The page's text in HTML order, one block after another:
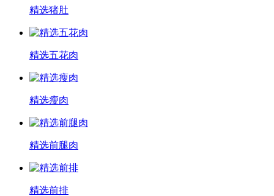
精选猪肚
精选五花肉
精选瘦肉
精选前腿肉
精选前排